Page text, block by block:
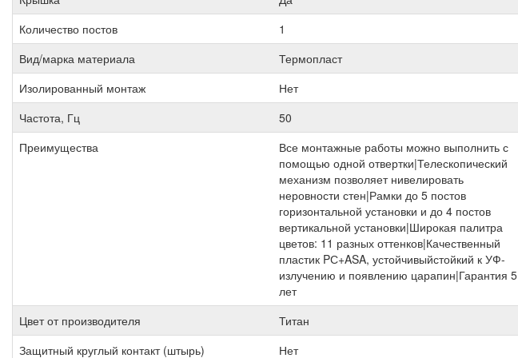
Количество постов
1
Вид/марка материала
Термопласт
Изолированный монтаж
Нет
Частота, Гц
50
Преимущества
Все монтажные работы можно выполнить с
помощью одной отвертки|Телескопический
механизм позволяет нивелировать
неровности стен|Рамки до 5 постов
горизонтальной установки и до 4 постов
вертикальной установки|Широкая палитра
цветов: 11 разных оттенков|Качественный
пластик PС+ASA, устойчивыйстойкий к УФ-
излучению и появлению царапин|Гарантия 5
лет
Цвет от производителя
Титан
Защитный круглый контакт (штырь)
Нет